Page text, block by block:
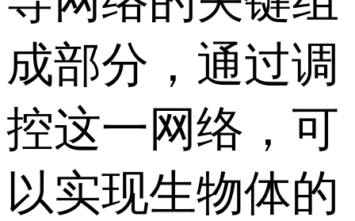
成部分，通过调
控这一网络，可
以实现生物体的